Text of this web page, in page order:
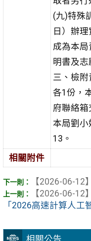
相關公告
(九)特殊
日）辦
成為本
明書及志
三、檢
各1份，
府聯絡
本局劉小
13。
相關附件
【2026-06-12】
【2026-06-12】
「2026高速計算人工